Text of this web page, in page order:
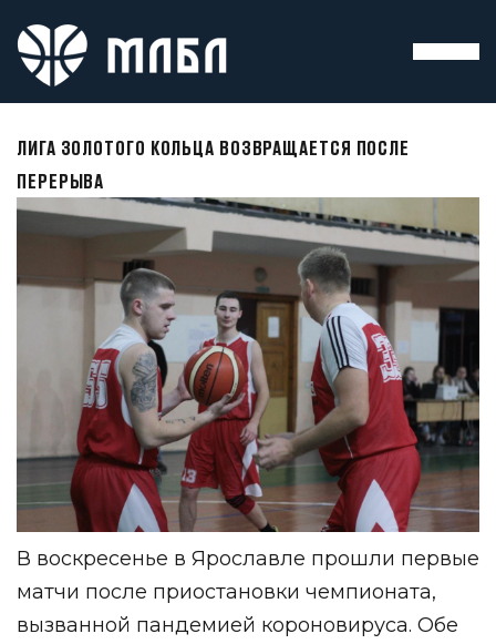
ЛИГА ЗОЛОТОГО КОЛЬЦА ВОЗВРАЩАЕТСЯ ПОСЛЕ
ПЕРЕРЫВА
В воскресенье в Ярославле прошли первые
матчи после приостановки чемпионата,
вызванной пандемией короновируса. Обе